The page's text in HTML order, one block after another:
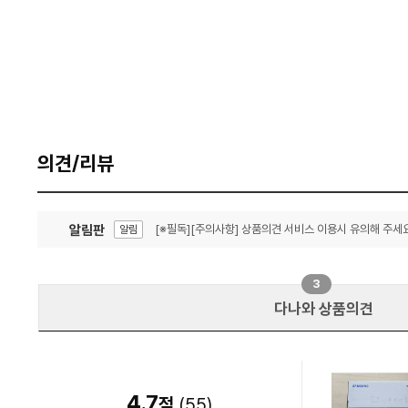
의견/리뷰
알림판 알림 [※필독][주의사항] 상품의견 서비스 이용시 유의해 주세
다나와 상품의견
3